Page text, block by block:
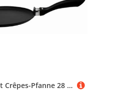
ELO Alucast Crêpes-Pfanne 28 cm, aus hochwertigem Aluminiumguss- hochwertige Antihaft Pfanne PFAS- frei mit ELODUR® Select Beschichtung, Bratpfanne Induktion, schwarz